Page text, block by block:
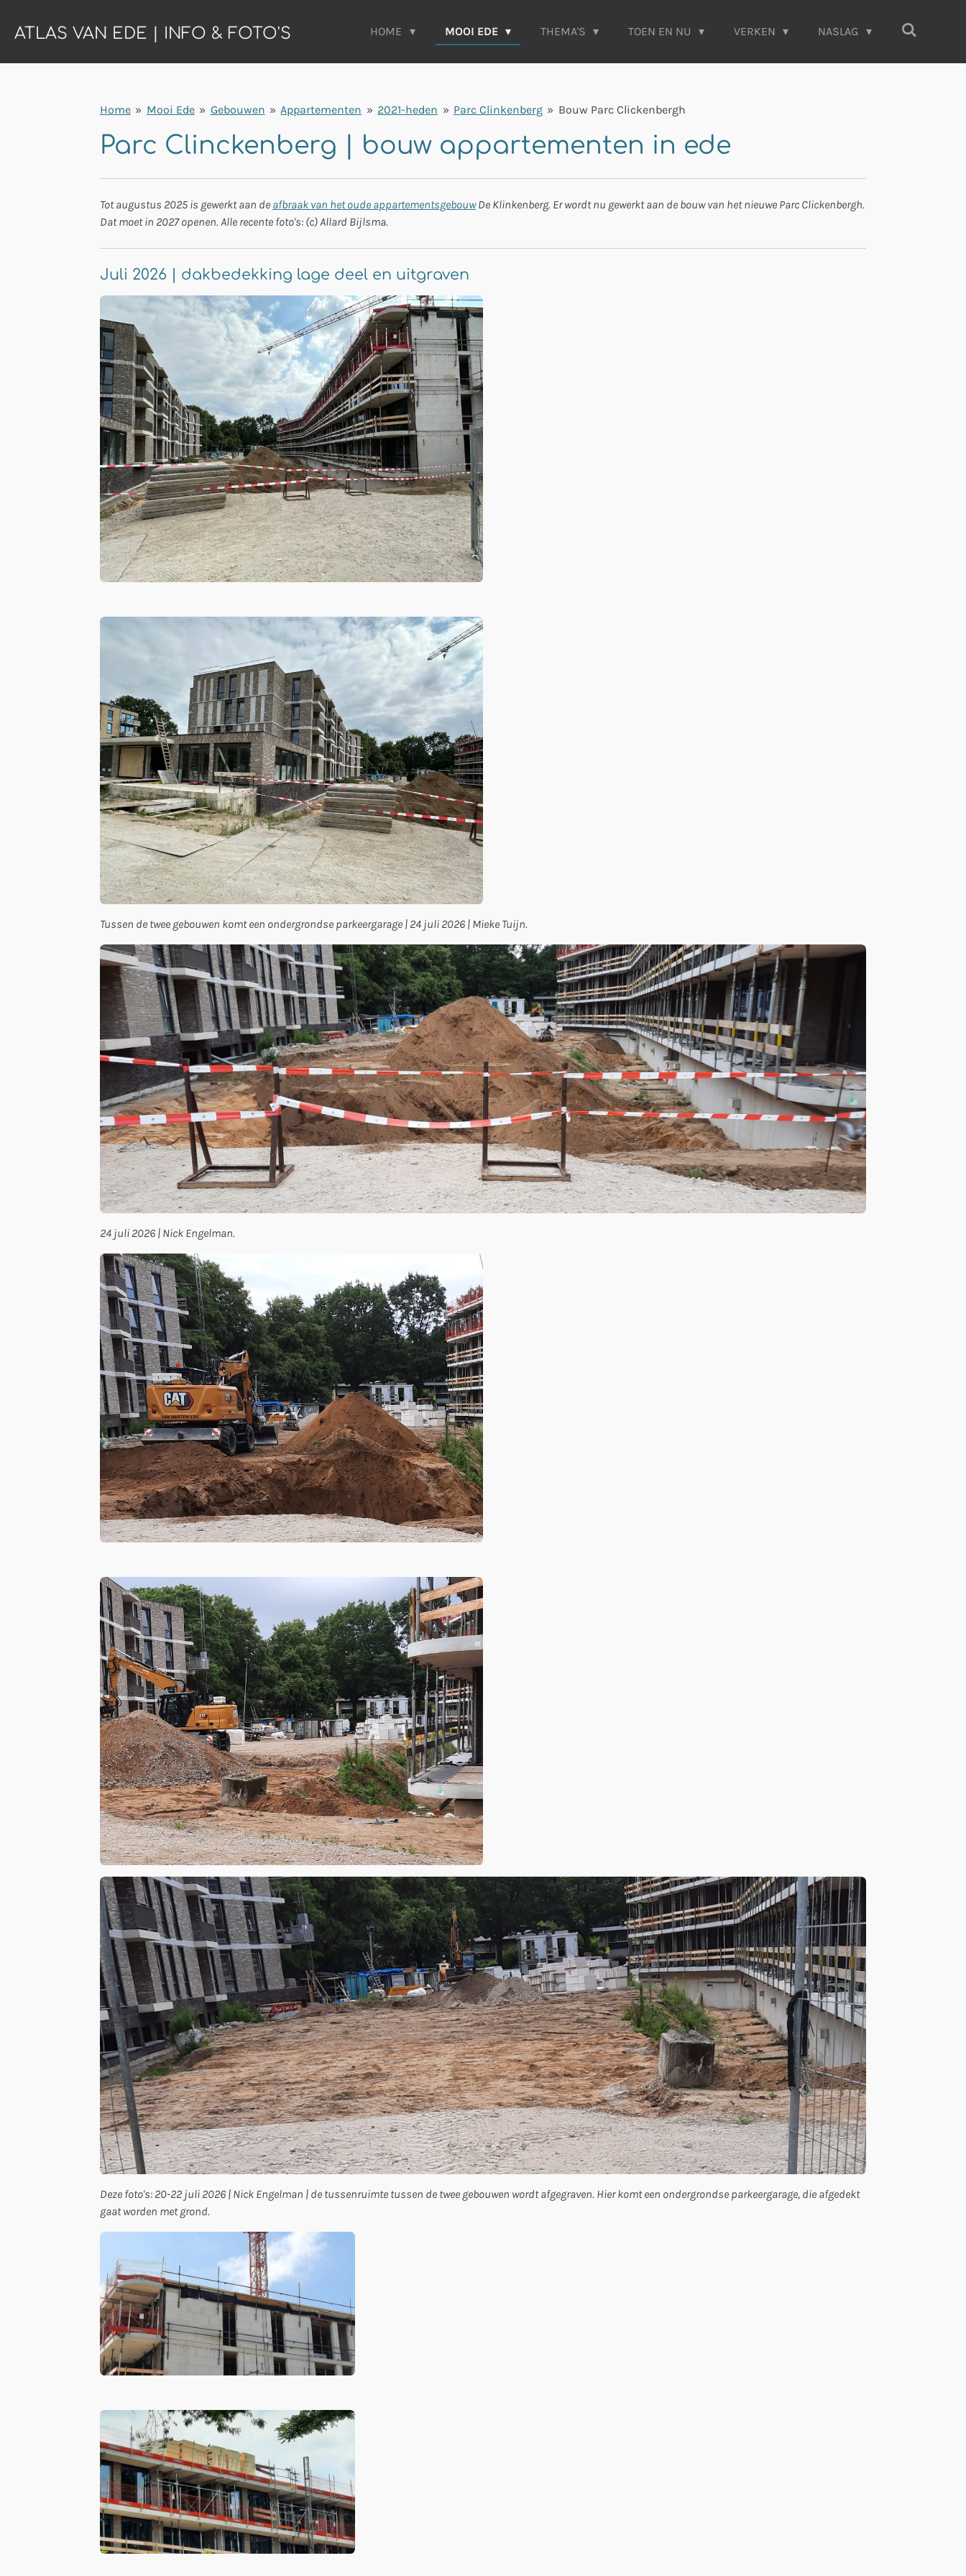
direct
de
ATLAS VAN EDE | INFO & FOTO'S HOME MOOI EDE THEMA'S TOEN EN NU VERKEN NASLAG
Home » Mooi Ede » Gebouwen » Appartementen » 2021-heden » Parc Clinkenberg » Bouw Parc Clickenbergh
Parc Clinckenberg | bouw appartementen in ede
Tot augustus 2025 is gewerkt aan de afbraak van het oude appartementsgebouwDe Klinkenberg. Er wordt nu gewerkt aan de bouw van het nieuwe Parc Clickenbergh.
Dat moet in 2027 openen. Alle recente foto's: (c) Allard Bijlsma.
Juli 2026 | dakbedekking lage deel en uitgraven
Tussen de twee gebouwen komt een ondergrondse parkeergarage | 24 juli 2026 | Mieke Tuijn.
24 juli 2026 | Nick Engelman.
Deze foto's: 20-22 juli 2026 | Nick Engelman | de tussenruimte tussen de twee gebouwen wordt afgegraven. Hier komt een ondergrondse parkeergarage, die afgedekt
gaat worden met grond.